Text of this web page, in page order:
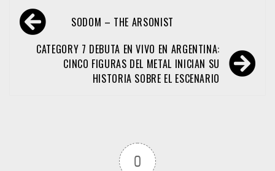
Navegación
de
entradas
SODOM – THE ARSONIST
CATEGORY 7 DEBUTA EN VIVO EN ARGENTINA:
CINCO FIGURAS DEL METAL INICIAN SU
HISTORIA SOBRE EL ESCENARIO
0